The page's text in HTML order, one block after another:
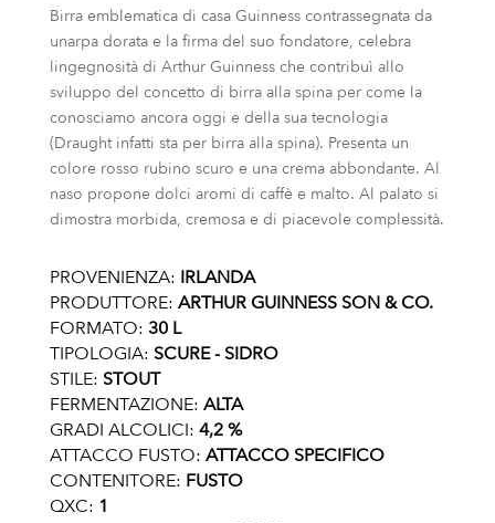
Birra emblematica di casa Guinness contrassegnata da
unarpa dorata e la firma del suo fondatore, celebra
lingegnosità di Arthur Guinness che contribuì allo
sviluppo del concetto di birra alla spina per come la
conosciamo ancora oggi e della sua tecnologia
(Draught infatti sta per birra alla spina). Presenta un
colore rosso rubino scuro e una crema abbondante. Al
naso propone dolci aromi di caffè e malto. Al palato si
dimostra morbida, cremosa e di piacevole complessità.
PROVENIENZA: IRLANDA
PRODUTTORE: ARTHUR GUINNESS SON & CO.
FORMATO: 30 L
TIPOLOGIA: SCURE - SIDRO
STILE: STOUT
FERMENTAZIONE: ALTA
GRADI ALCOLICI: 4,2 %
ATTACCO FUSTO: ATTACCO SPECIFICO
CONTENITORE: FUSTO
QXC: 1